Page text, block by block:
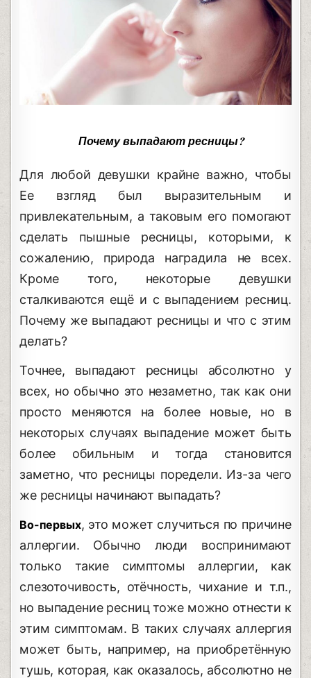
Почему выпадают ресницы?
Для любой девушки крайне важно, чтобы
Ее взгляд был выразительным и
привлекательным, а таковым его помогают
сделать пышные ресницы, которыми, к
сожалению, природа наградила не всех.
Кроме того, некоторые девушки
сталкиваются ещё и с выпадением ресниц.
Почему же выпадают ресницы и что с этим
делать?
Точнее, выпадают ресницы абсолютно у
всех, но обычно это незаметно, так как они
просто меняются на более новые, но в
некоторых случаях выпадение может быть
более обильным и тогда становится
заметно, что ресницы поредели. Из-за чего
же ресницы начинают выпадать?
Во-первых, это может случиться по причине
аллергии. Обычно люди воспринимают
только такие симптомы аллергии, как
слезоточивость, отёчность, чихание и т.п.,
но выпадение ресниц тоже можно отнести к
этим симптомам. В таких случаях аллергия
может быть, например, на приобретённую
тушь, которая, как оказалось, абсолютно не